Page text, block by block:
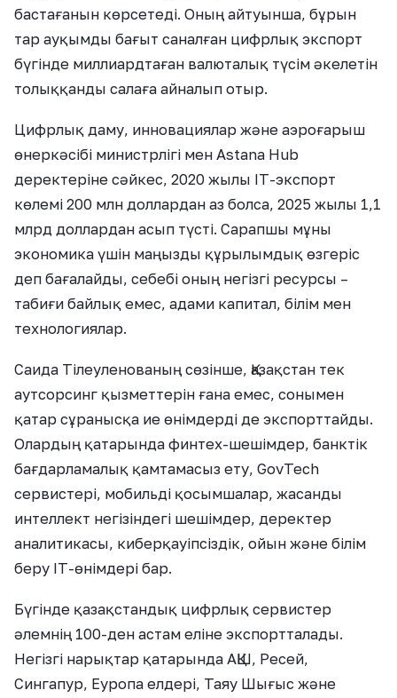
бастағанын көрсетеді. Оның айтуынша, бұрын
тар ауқымды бағыт саналған цифрлық экспорт
бүгінде миллиардтаған валюталық түсім әкелетін
толыққанды салаға айналып отыр.
Цифрлық даму, инновациялар және аэроғарыш
өнеркәсібі министрлігі мен Astana Hub
деректеріне сәйкес, 2020 жылы IT-экспорт
көлемі 200 млн доллардан аз болса, 2025 жылы 1,1
млрд доллардан асып түсті. Сарапшы мұны
экономика үшін маңызды құрылымдық өзгеріс
деп бағалайды, себебі оның негізгі ресурсы –
табиғи байлық емес, адами капитал, білім мен
технологиялар.
Саида Тілеуленованың сөзінше, Қазақстан тек
аутсорсинг қызметтерін ғана емес, сонымен
қатар сұранысқа ие өнімдерді де экспорттайды.
Олардың қатарында финтех-шешімдер, банктік
бағдарламалық қамтамасыз ету, GovTech
сервистері, мобильді қосымшалар, жасанды
интеллект негізіндегі шешімдер, деректер
аналитикасы, киберқауіпсіздік, ойын және білім
беру IT-өнімдері бар.
Бүгінде қазақстандық цифрлық сервистер
әлемнің 100-ден астам еліне экспортталады.
Негізгі нарықтар қатарында АҚШ, Ресей,
Сингапур, Еуропа елдері, Таяу Шығыс және